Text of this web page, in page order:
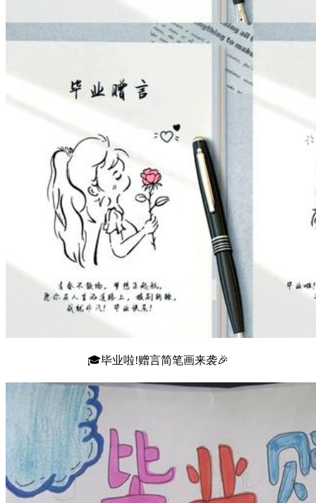
🎓毕业啦!赠言简笔画来袭🎉